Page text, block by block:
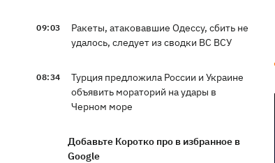
09:03
Ракеты, атаковавшие Одессу, сбить не
удалось, следует из сводки ВС ВСУ
08:34
Турция предложила России и Украине
объявить мораторий на удары в
Черном море
Добавьте Коротко про в избранное в
Google